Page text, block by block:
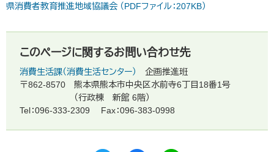
県消費者教育推進地域協議会 （PDFファイル：207KB）
このページに関するお問い合わせ先
消費生活課（消費生活センター）
企画推進班
〒862-8570
熊本県熊本市中央区水前寺6丁目18番1号
（行政棟 新館 6階）
Tel：096-333-2309
Fax：096-383-0998